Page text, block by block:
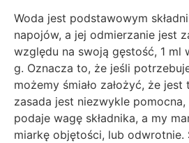
Woda jest podstawowym
napojów, a jej odmierzanie jest
względu na swoją gęstość, 1 ml
g. Oznacza to, że jeśli
możemy śmiało założyć, że jest
zasada jest niezwykle
podaje wagę składnika, a my
miarkę objętości, lub odwrotnie.